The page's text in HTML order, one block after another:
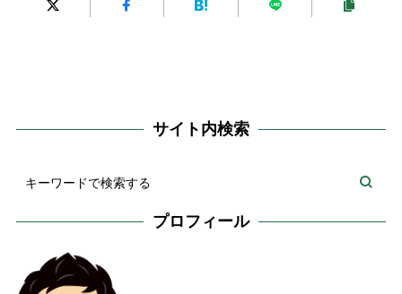
サイト内検索
プロフィール